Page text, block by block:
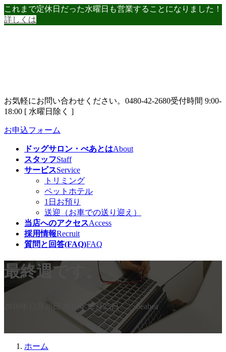
コ
ン
プ
ナ
ビ
動
これまで定休日だった水曜日も営業することになりました！
詳しくは
お気軽にお問い合わせください。 0480-42-2680受付時間 9:00-
18:00 [ 水曜日除く ]
お申込フォーム
ドッグサロン・べあとはAbout
スタッフStaff
サービスService
トリミング
ペットホテル
1日お預り
送迎（お車での送り迎え）
当店へのアクセスAccess
採用情報Recruit
質問と回答(FAQ)FAQ
最終週です。
2016年12月26日
更
2016年12月25日 beabea
ホーム